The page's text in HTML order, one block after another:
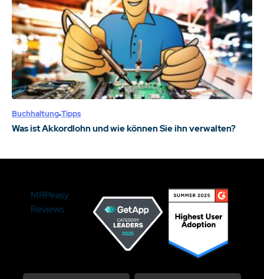
Buchhaltung Tipps
Was ist Akkordlohn und wie können Sie ihn verwalten?
MRPeasy
Reviews